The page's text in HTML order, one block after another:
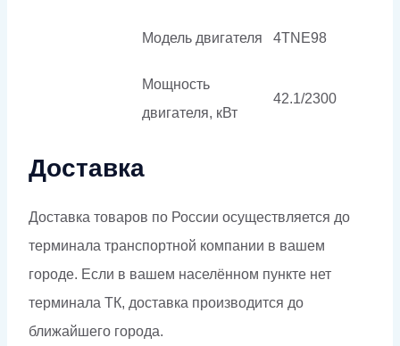
Модель двигателя 4TNE98
Мощность
двигателя, кВт
42.1/2300
Доставка
Доставка товаров по России осуществляется до
терминала транспортной компании в вашем
городе. Если в вашем населённом пункте нет
терминала ТК, доставка производится до
ближайшего города.